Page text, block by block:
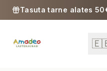
Skip to content
Tasuta tarne alates